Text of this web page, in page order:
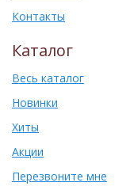
Контакты
Каталог
Весь каталог
Новинки
Хиты
Акции
Перезвоните мне